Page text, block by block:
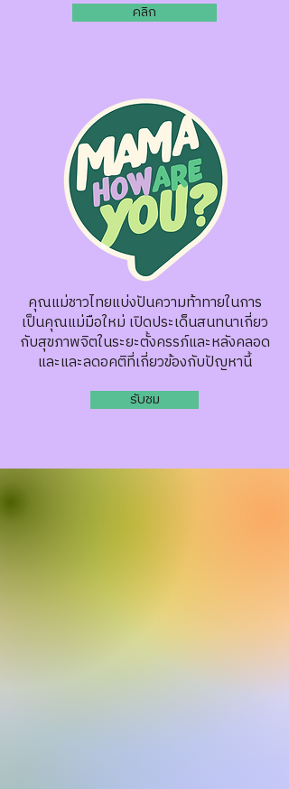
คลิก
คุณแม่ชาวไทยแบ่งปันความท้าทายในการ
เป็นคุณแม่มือใหม่ เปิดประเด็นสนทนาเกี่ยว
กับสุขภาพจิตในระยะตั้งครรภ์และหลังคลอด
และและลดอคติที่เกี่ยวข้องกับปัญหานี้
รับชม